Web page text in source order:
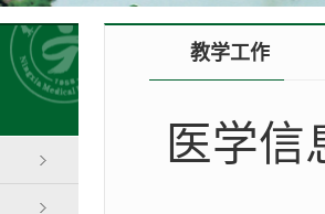
教学工作
医学信